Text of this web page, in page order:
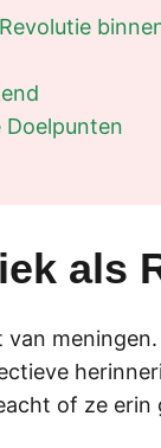
Doelpunten
als
of ze erin